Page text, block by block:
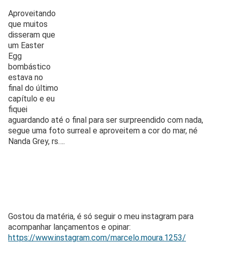
Aproveitando
que muitos
disseram que
um Easter
Egg
bombástico
estava no
final do último
capítulo e eu
fiquei
aguardando até o final para ser surpreendido com nada,
segue uma foto surreal e aproveitem a cor do mar, né
Nanda Grey, rs….
Gostou da matéria, é só seguir o meu instagram para
acompanhar lançamentos e opinar:
https://www.instagram.com/marcelo.moura.1253/